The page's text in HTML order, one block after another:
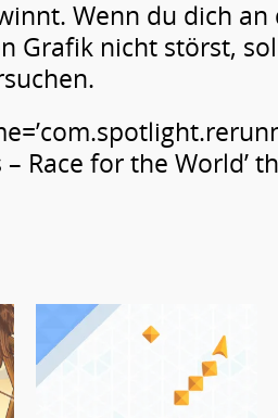
Wenn du dich an
Grafik nicht störst,
Race for the World’